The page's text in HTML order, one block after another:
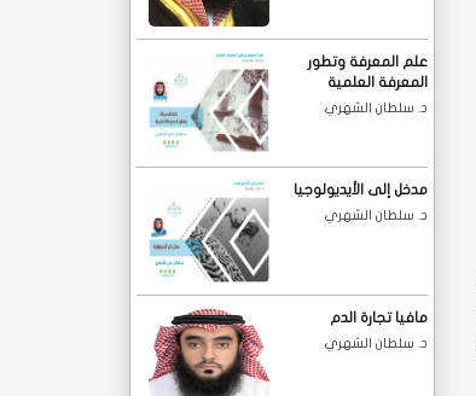
علم المعرفة وتطور
المعرفة العلمية
د. سلطان الشهري
مدخل إلى الأيديولوجيا
د. سلطان الشهري
مافيا تجارة الدم
د. سلطان الشهري